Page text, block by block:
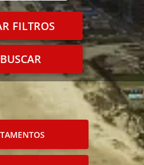
FILTROS
BUSCAR